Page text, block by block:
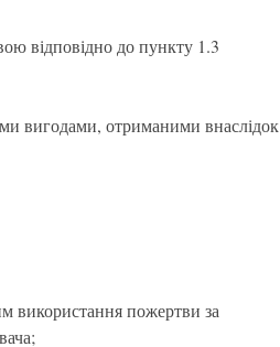
відповідно до пункту 1.3
вигодами, отриманими внаслідок
використання пожертви за